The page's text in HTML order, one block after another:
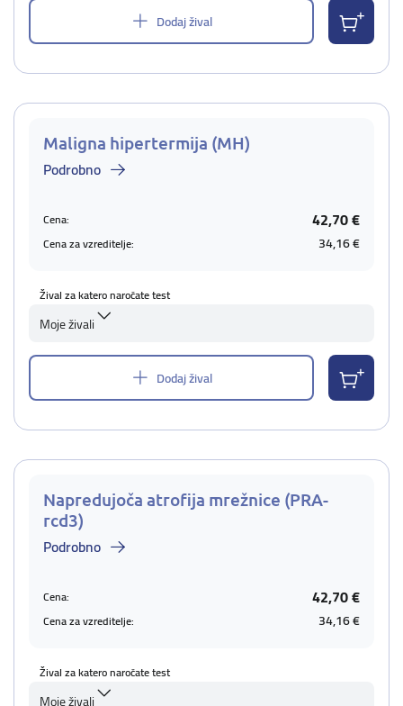
Dodaj žival
Maligna hipertermija (MH)
Podrobno
Cena: 42,70 €
Cena za vzreditelje: 34,16 €
Žival za katero naročate test
Moje živali
Dodaj žival
Napredujoča atrofija mrežnice (PRA-
rcd3)
Podrobno
Cena: 42,70 €
Cena za vzreditelje: 34,16 €
Žival za katero naročate test